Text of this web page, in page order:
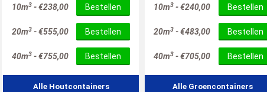
10m3 -€238,00 Bestellen
20m3 -€555,00 Bestellen
40m3 -€755,00 Bestellen
Alle Houtcontainers
10m3 -€240,00 Bestellen
20m3 -€483,00 Bestellen
40m3 -€705,00 Bestellen
Alle Groencontainers